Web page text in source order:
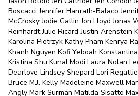
Boscacci Jennifer Hanrath-Balaco
McCrosky Jodie Gatlin Jon Lloyd Jonas
Reinhardt Julie Ricard Justin Arenstein
Karolina Pietrzyk Kathy Pham Kenrya
Khanh Nguyen Kofi Yeboah
Kristina Shu Kunal Modi Laura Nolan
Dearlove Lindsey Shepard Lori
Bruce M.J. Kelly Madeleine Maxwell
Angly Mark Surman Matilda Sisättö